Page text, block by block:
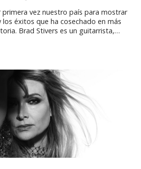
primera vez nuestro país para mostrar
éxitos que ha cosechado en más
Brad Stivers es un guitarrista,
denominado "la nueva capital mundial